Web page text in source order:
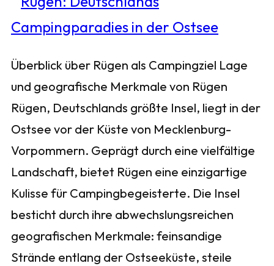
Überblick über Rügen als Campingziel Lage
und geografische Merkmale von Rügen
Rügen, Deutschlands größte Insel, liegt in der
Ostsee vor der Küste von Mecklenburg-
Vorpommern. Geprägt durch eine vielfältige
Landschaft, bietet Rügen eine einzigartige
Kulisse für Campingbegeisterte. Die Insel
besticht durch ihre abwechslungsreichen
geografischen Merkmale: feinsandige
Strände entlang der Ostseeküste, steile